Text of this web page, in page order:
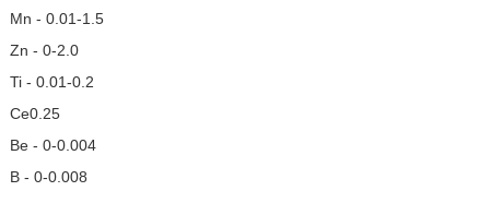
Mn - 0.01-1.5
Zn - 0-2.0
Ti - 0.01-0.2
Ce0.25
Be - 0-0.004
В - 0-0.008